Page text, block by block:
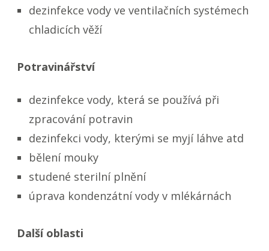
dezinfekce vody ve ventilačních systémech
chladicích věží
Potravinářství
dezinfekce vody, která se používá při
zpracování potravin
dezinfekci vody, kterými se myjí láhve atd
bělení mouky
studené sterilní plnění
úprava kondenzátní vody v mlékárnách
Další oblasti